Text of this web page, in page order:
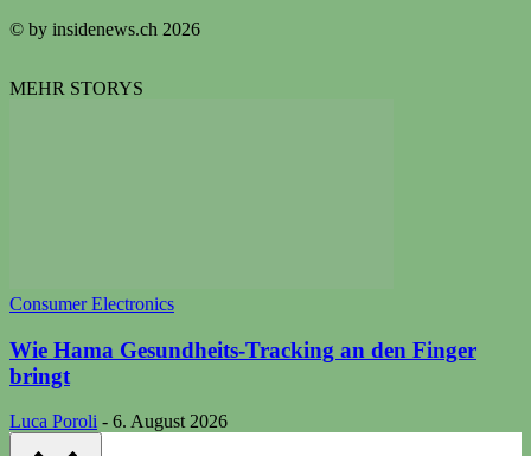
© by insidenews.ch 2026
MEHR STORYS
Consumer Electronics
Wie Hama Gesundheits-Tracking an den Finger
bringt
Luca Poroli - 6. August 2026